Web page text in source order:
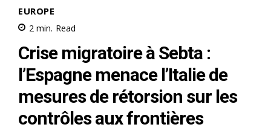
Insight Publications
À propos
Mon compte